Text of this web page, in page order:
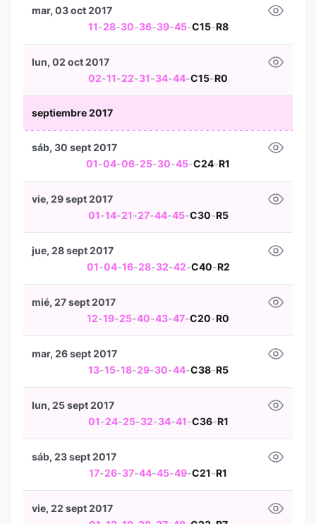
11-28-30-36-39-45-C15-R8
mar, 03 oct 2017
02-11-22-31-34-44-C15-R0
lun, 02 oct 2017
septiembre 2017
01-04-06-25-30-45-C24-R1
sáb, 30 sept 2017
01-14-21-27-44-45-C30-R5
vie, 29 sept 2017
01-04-16-28-32-42-C40-R2
jue, 28 sept 2017
12-19-25-40-43-47-C20-R0
mié, 27 sept 2017
13-15-18-29-30-44-C38-R5
mar, 26 sept 2017
01-24-25-32-34-41-C36-R1
lun, 25 sept 2017
17-26-37-44-45-49-C21-R1
sáb, 23 sept 2017
vie, 22 sept 2017